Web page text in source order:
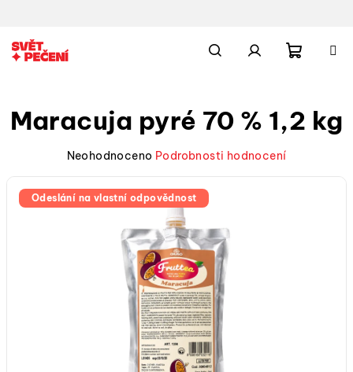
na
obsah
košík
Maracuja pyré 70 % 1,2 kg
Průměrné
produktu
je
Neohodnoceno Podrobnosti hodnocení
Odeslání na vlastní odpovědnost